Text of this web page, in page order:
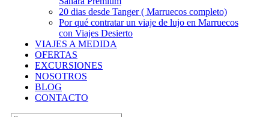
20 dias desde Tanger ( Marruecos completo)
Por qué contratar un viaje de lujo en Marruecos
con Viajes Desierto
VIAJES A MEDIDA
OFERTAS
EXCURSIONES
NOSOTROS
BLOG
CONTACTO